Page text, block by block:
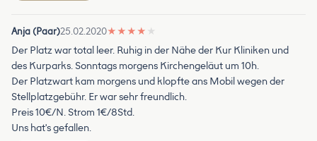
Anja (Paar)25.02.2020★ ★ ★ ★ ★
Der Platz war total leer. Ruhig in der Nähe der Kur Kliniken und
des Kurparks. Sonntags morgens Kirchengeläut um 10h.
Der Platzwart kam morgens und klopfte ans Mobil wegen der
Stellplatzgebühr. Er war sehr freundlich.
Preis 10€/N. Strom 1€/8Std.
Uns hat's gefallen.